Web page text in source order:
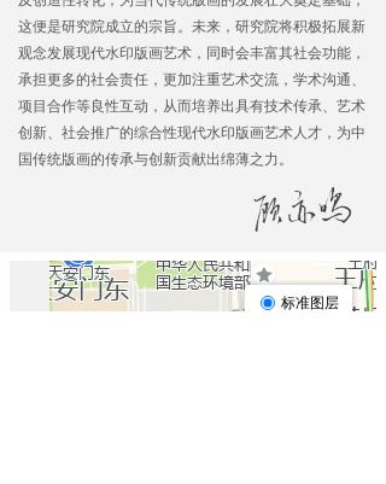
这便是研究院成立的宗旨。未来，研究院将积极拓展新
观念发展现代水印版画艺术，同时会丰富其社会功能，
承担更多的社会责任，更加注重艺术交流，学术沟通、
项目合作等良性互动，从而培养出具有技术传承、艺术
创新、社会推广的综合性现代水印版画艺术人才，为中
国传统版画的传承与创新贡献出绵薄之力。